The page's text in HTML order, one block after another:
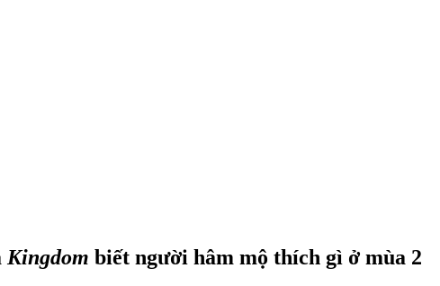
Kingdom biết người hâm mộ thích gì ở mùa 2